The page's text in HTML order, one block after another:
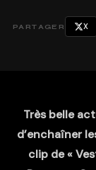
PARTAGER X
Très belle
d’enchaîner
clip de «